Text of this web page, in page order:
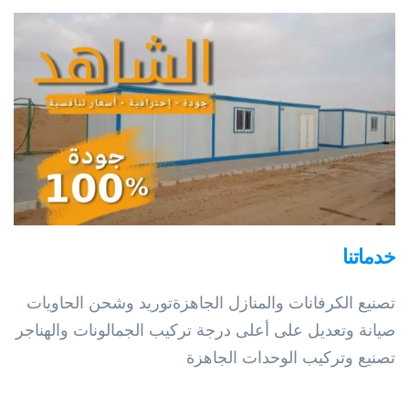
خدماتنا
تصنيع الكرفانات والمنازل الجاهزة ​توريد وشحن الحاويات
صيانة وتعديل على أعلى درجة تركيب الجمالونات والهناجر
تصنيع وتركيب الوحدات الجاهزة